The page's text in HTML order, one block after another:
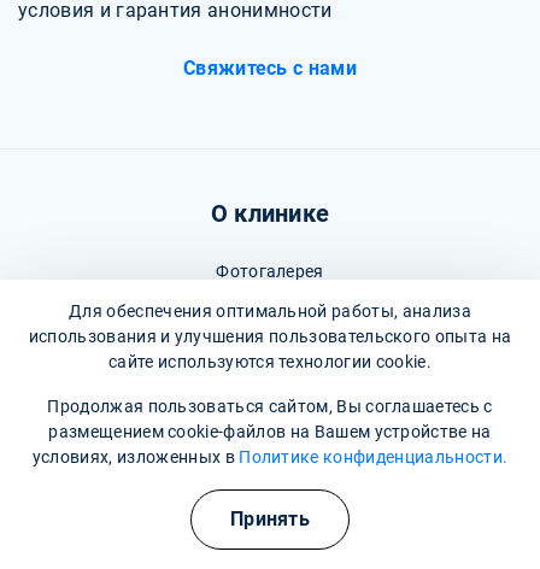
условия и гарантия анонимности
Свяжитесь с нами
О клинике
Фотогалерея
Отзывы
Вопрос - ответ
Карта сайта
Политика конфиденциальности
Пользовательское соглашение
Для обеспечения оптимальной работы, анализа
использования и улучшения пользовательского опыта на
сайте используются технологии cookie.
Продолжая пользоваться сайтом, Вы соглашаетесь с
размещением cookie-файлов на Вашем устройстве на
условиях, изложенных в Политике конфиденциальности.
Принять